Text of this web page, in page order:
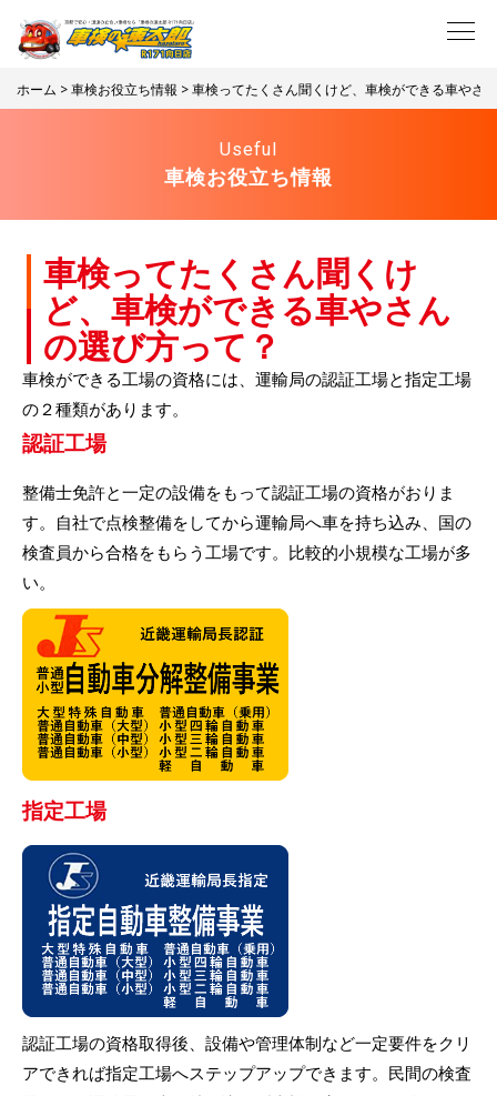
ホーム >車検お役立ち情報 > 車検ってたくさん聞くけど、車検ができる車やさ
Useful
車検お役立ち情報
車検ってたくさん聞くけ
ど、車検ができる車やさん
の選び方って？
車検ができる工場の資格には、運輸局の認証工場と指定工場
の２種類があります。
認証工場
整備士免許と一定の設備をもって認証工場の資格がおりま
す。自社で点検整備をしてから運輸局へ車を持ち込み、国の
検査員から合格をもらう工場です。比較的小規模な工場が多
い。
指定工場
認証工場の資格取得後、設備や管理体制など一定要件をクリ
アできれば指定工場へステップアップできます。民間の検査